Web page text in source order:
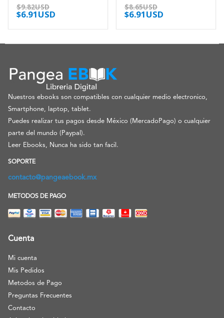
0out of 5
$9.82USD
$6.91USD
0out of 5
$8.65USD
$6.91USD
Nuestros ebooks son compatibles con cualquier medio electronico,
Smartphone, laptop, tablet.
Puedes realizar tus pagos desde México (MercadoPago) o cualquier
parte del mundo (Paypal).
Leer Ebooks, Nunca ha sido tan facil.
SOPORTE
contacto@pangeaebook.mx
METODOS DE PAGO
Cuenta
Mi cuenta
Mis Pedidos
Metodos de Pago
Preguntas Frecuentes
Contacto